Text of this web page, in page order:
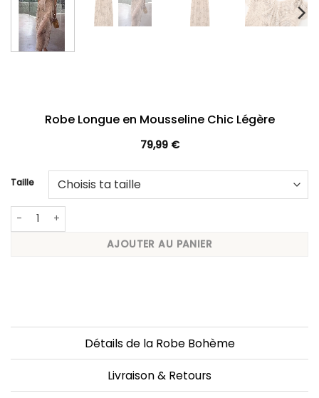
Robe Longue en Mousseline Chic Légère
79,99 €
Taille
quantité de Robe Longue en Mousseline Chic Légère
AJOUTER AU PANIER
Détails de la Robe Bohème
Livraison & Retours